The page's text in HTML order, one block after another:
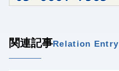
関連記事Relation Entry